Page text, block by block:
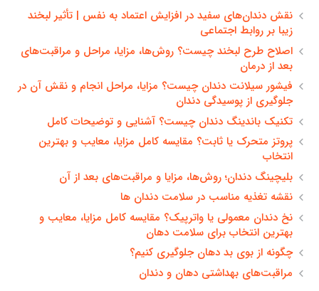
نقش دندان‌های سفید در افزایش اعتماد به نفس | تأثیر لبخند
زیبا بر روابط اجتماعی
اصلاح طرح لبخند چیست؟ روش‌ها، مزایا، مراحل و مراقبت‌های
بعد از درمان
فیشور سیلانت دندان چیست؟ مزایا، مراحل انجام و نقش آن در
جلوگیری از پوسیدگی دندان
تکنیک باندینگ دندان چیست؟ آشنایی و توضیحات کامل
پروتز متحرک یا ثابت؟ مقایسه کامل مزایا، معایب و بهترین
انتخاب
بلیچینگ دندان؛ روش‌ها، مزایا و مراقبت‌های بعد از آن
نقشه تغذیه مناسب در سلامت دندان ها
نخ دندان معمولی یا واترپیک؟ مقایسه کامل مزایا، معایب و
بهترین انتخاب برای سلامت دهان
چگونه از بوی بد دهان جلوگیری کنیم؟
مراقبت‌های بهداشتی دهان و دندان